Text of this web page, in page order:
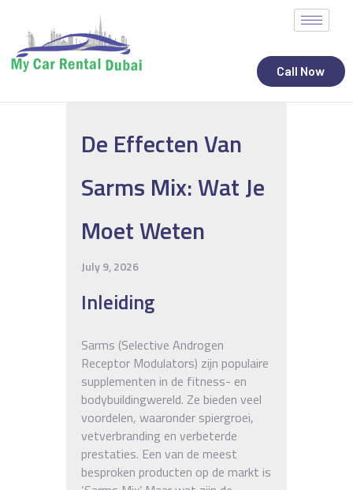
Call Now
CAR RENTAL SERVICES
CONTACT
De Effecten Van
Sarms Mix: Wat Je
Moet Weten
July 9, 2026
Inleiding
Sarms (Selective Androgen
Receptor Modulators) zijn populaire
supplementen in de fitness- en
bodybuildingwereld. Ze bieden veel
voordelen, waaronder spiergroei,
vetverbranding en verbeterde
prestaties. Een van de meest
besproken producten op de markt is